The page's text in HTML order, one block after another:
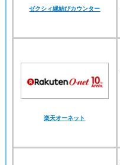
ゼクシィ縁結びカウンター
楽天オーネット